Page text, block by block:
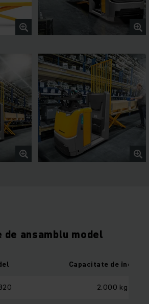
de ansamblu model
Capacitate de
2.000 kg